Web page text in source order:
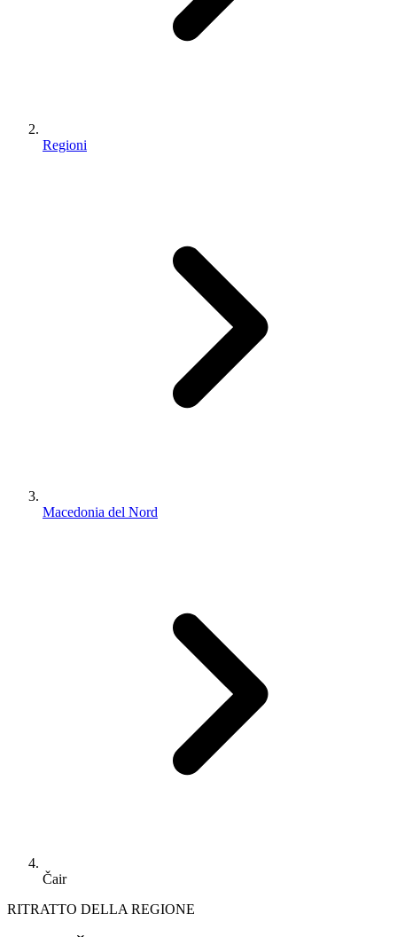
Regioni
Macedonia del Nord
Čair
RITRATTO DELLA REGIONE